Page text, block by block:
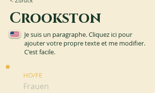
Crookston
Je suis un paragraphe. Cliquez ici pour
ajouter votre propre texte et me modifier.
C'est facile.
HO/FE
Frauen